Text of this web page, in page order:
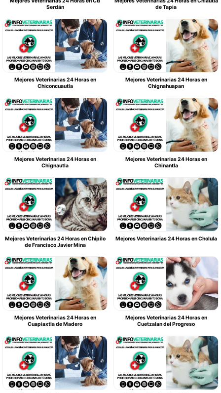
Serdán
de Tapia
Mejores Veterinarias 24 Horas en
Chiconcuautla
Mejores Veterinarias 24 Horas en
Chignahuapan
Mejores Veterinarias 24 Horas en
Chignautla
Mejores Veterinarias 24 Horas en
Chinantla
Mejores Veterinarias 24 Horas en Chipilo
de Francisco Javier Mina
Mejores Veterinarias 24 Horas en Cholula
Mejores Veterinarias 24 Horas en
Cuapiaxtla de Madero
Mejores Veterinarias 24 Horas en
Cuetzalan del Progreso